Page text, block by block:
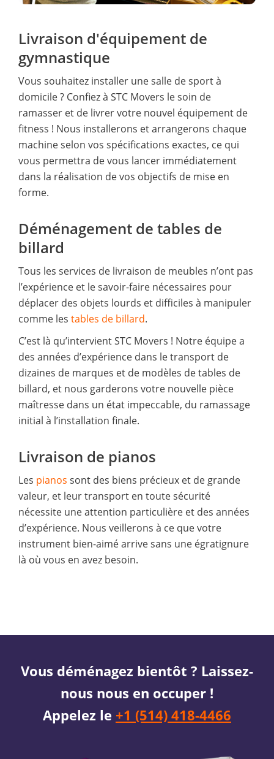
Livraison d'équipement de
gymnastique
Vous souhaitez installer une salle de sport à
domicile ? Confiez à STC Movers le soin de
ramasser et de livrer votre nouvel équipement de
fitness ! Nous installerons et arrangerons chaque
machine selon vos spécifications exactes, ce qui
vous permettra de vous lancer immédiatement
dans la réalisation de vos objectifs de mise en
forme.
Déménagement de tables de
billard
Tous les services de livraison de meubles n’ont pas
l’expérience et le savoir-faire nécessaires pour
déplacer des objets lourds et difficiles à manipuler
comme les tables de billard.
C’est là qu’intervient STC Movers ! Notre équipe a
des années d’expérience dans le transport de
dizaines de marques et de modèles de tables de
billard, et nous garderons votre nouvelle pièce
maîtresse dans un état impeccable, du ramassage
initial à l’installation finale.
Livraison de pianos
Les pianos sont des biens précieux et de grande
valeur, et leur transport en toute sécurité
nécessite une attention particulière et des années
d’expérience. Nous veillerons à ce que votre
instrument bien-aimé arrive sans une égratignure
là où vous en avez besoin.
Vous déménagez bientôt ? Laissez-
nous nous en occuper !
Appelez le +1 (514) 418-4466